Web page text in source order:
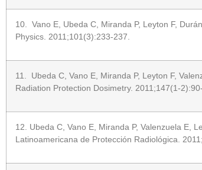
10. Vano E, Ubeda C, Miranda P, Leyton F,
Physics. 2011;101(3):233-237.
11. Ubeda C, Vano E, Miranda P, Leyton F,
Radiation Protection Dosimetry. 2011;147(1-
12. Ubeda C, Vano E, Miranda P, Valenzuela E,
Latinoamericana de Protección Radiológica.